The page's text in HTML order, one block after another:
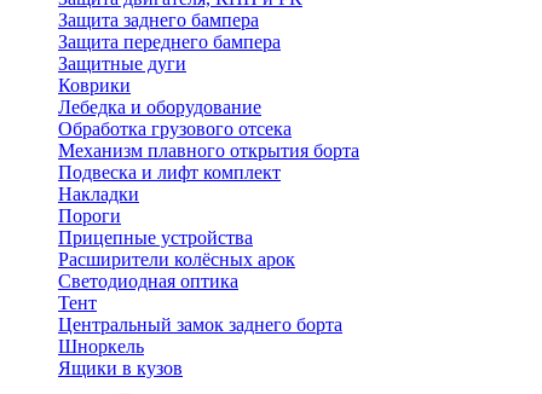
Защита заднего бампера
Защита переднего бампера
Защитные дуги
Коврики
Лебедка и оборудование
Обработка грузового отсека
Механизм плавного открытия борта
Подвеска и лифт комплект
Накладки
Пороги
Прицепные устройства
Расширители колёсных арок
Светодиодная оптика
Тент
Центральный замок заднего борта
Шноркель
Ящики в кузов